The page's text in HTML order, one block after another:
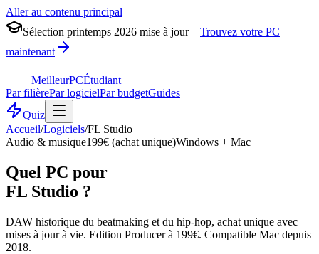
Aller au contenu principal
Sélection printemps 2026 mise à jour—Trouvez votre PC
maintenant
MeilleurPCÉtudiant
Par filièrePar logicielPar budgetGuides
Quiz
Accueil/Logiciels/FL Studio
Audio & musique199€ (achat unique)Windows + Mac
Quel PC pour
FL Studio ?
DAW historique du beatmaking et du hip-hop, achat unique avec
mises à jour à vie. Edition Producer à 199€. Compatible Mac depuis
2018.